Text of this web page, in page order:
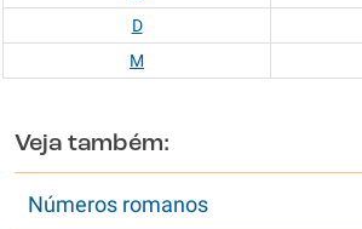
D
M
Veja também:
Números romanos